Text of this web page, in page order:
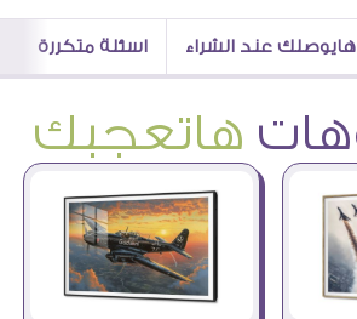
هايوصلك عند الشراء اسئلة متكررة
هاتعجبك